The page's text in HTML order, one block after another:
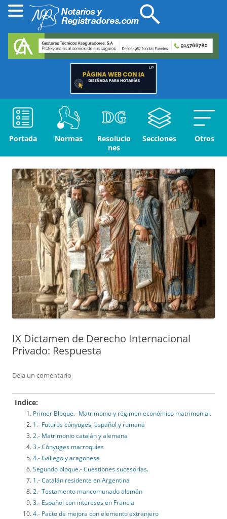
Portada Normas
Resolucio
nes
Secciones Otros
IX Dictamen de Derecho Internacional
Privado: Respuesta
Deja un comentario
Indice:
Primer Bloque.- Matrimonio y régimen económico matrimonial.
1.- Futuros cónyuges, español y rumana
2.- Matrimonio catalán y alemana
3.- Cónyuges marroquíes
4.- Gallego y aragonesa
Segundo bloque.- Cuestiones sucesorias.
1.- Catalán residente en Argentina
2.- Testamento mancomunado alemán
3.- Español con intereses en Francia
4.- Pacto de mejora con elemento extranjero